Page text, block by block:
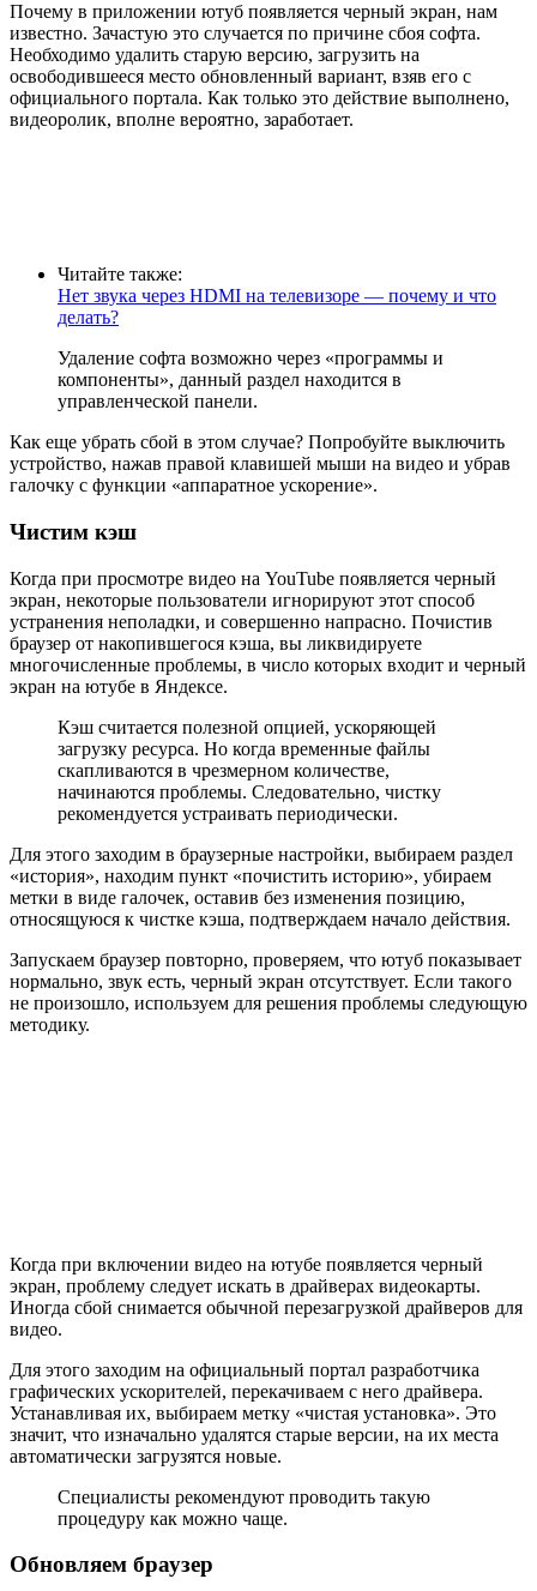
Почему в приложении ютуб появляется черный экран, нам
известно. Зачастую это случается по причине сбоя софта.
Необходимо удалить старую версию, загрузить на
освободившееся место обновленный вариант, взяв его с
официального портала. Как только это действие выполнено,
видеоролик, вполне вероятно, заработает.
Читайте также:
Нет звука через HDMI на телевизоре — почему и что
делать?
Удаление софта возможно через «программы и
компоненты», данный раздел находится в
управленческой панели.
Как еще убрать сбой в этом случае? Попробуйте выключить
устройство, нажав правой клавишей мыши на видео и убрав
галочку с функции «аппаратное ускорение».
Чистим кэш
Когда при просмотре видео на YouTube появляется черный
экран, некоторые пользователи игнорируют этот способ
устранения неполадки, и совершенно напрасно. Почистив
браузер от накопившегося кэша, вы ликвидируете
многочисленные проблемы, в число которых входит и черный
экран на ютубе в Яндексе.
Кэш считается полезной опцией, ускоряющей
загрузку ресурса. Но когда временные файлы
скапливаются в чрезмерном количестве,
начинаются проблемы. Следовательно, чистку
рекомендуется устраивать периодически.
Для этого заходим в браузерные настройки, выбираем раздел
«история», находим пункт «почистить историю», убираем
метки в виде галочек, оставив без изменения позицию,
относящуюся к чистке кэша, подтверждаем начало действия.
Запускаем браузер повторно, проверяем, что ютуб показывает
нормально, звук есть, черный экран отсутствует. Если такого
не произошло, используем для решения проблемы следующую
методику.
Когда при включении видео на ютубе появляется черный
экран, проблему следует искать в драйверах видеокарты.
Иногда сбой снимается обычной перезагрузкой драйверов для
видео.
Для этого заходим на официальный портал разработчика
графических ускорителей, перекачиваем с него драйвера.
Устанавливая их, выбираем метку «чистая установка». Это
значит, что изначально удалятся старые версии, на их места
автоматически загрузятся новые.
Специалисты рекомендуют проводить такую
процедуру как можно чаще.
Обновляем браузер